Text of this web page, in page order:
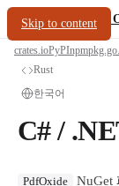
Skip to content
oxide.fyi/PDF
crates.ioPyPInpm
Rust
한국어
C# /
PdfOxide NuGet